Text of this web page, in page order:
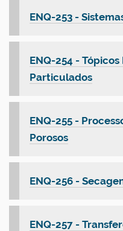
ENQ-253 -
ENQ-254 -
Particulados
ENQ-255 -
Porosos
ENQ-256 -
ENQ-257 -